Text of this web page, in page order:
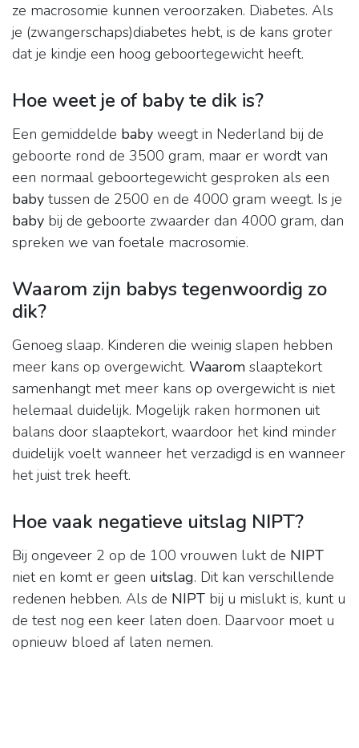
ze macrosomie kunnen veroorzaken. Diabetes. Als
je (zwangerschaps)diabetes hebt, is de kans groter
dat je kindje een hoog geboortegewicht heeft.
Hoe weet je of baby te dik is?
Een gemiddelde baby weegt in Nederland bij de
geboorte rond de 3500 gram, maar er wordt van
een normaal geboortegewicht gesproken als een
baby tussen de 2500 en de 4000 gram weegt. Is je
baby bij de geboorte zwaarder dan 4000 gram, dan
spreken we van foetale macrosomie.
Waarom zijn babys tegenwoordig zo
dik?
Genoeg slaap. Kinderen die weinig slapen hebben
meer kans op overgewicht. Waarom slaaptekort
samenhangt met meer kans op overgewicht is niet
helemaal duidelijk. Mogelijk raken hormonen uit
balans door slaaptekort, waardoor het kind minder
duidelijk voelt wanneer het verzadigd is en wanneer
het juist trek heeft.
Hoe vaak negatieve uitslag NIPT?
Bij ongeveer 2 op de 100 vrouwen lukt de NIPT
niet en komt er geen uitslag. Dit kan verschillende
redenen hebben. Als de NIPT bij u mislukt is, kunt u
de test nog een keer laten doen. Daarvoor moet u
opnieuw bloed af laten nemen.